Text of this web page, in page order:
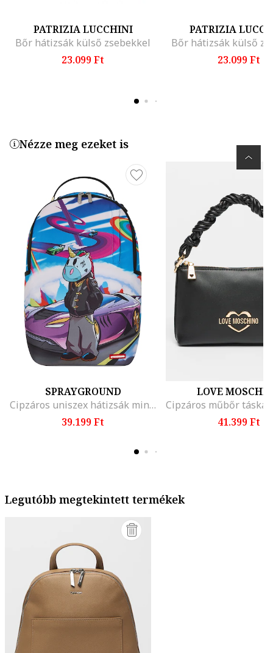
PATRIZIA LUCCHINI
Bőr hátizsák külső zsebekkel
23.099 Ft
PATRIZIA
Bőr hátizsák külső
23.099 Ft
Nézze meg ezeket is
SPRAYGROUND
Cipzáros uniszex hátizsák mintával, Lila/Törtfehér/Világoskék
39.199 Ft
LOVE
41.399 Ft
Legutóbb megtekintett termékek